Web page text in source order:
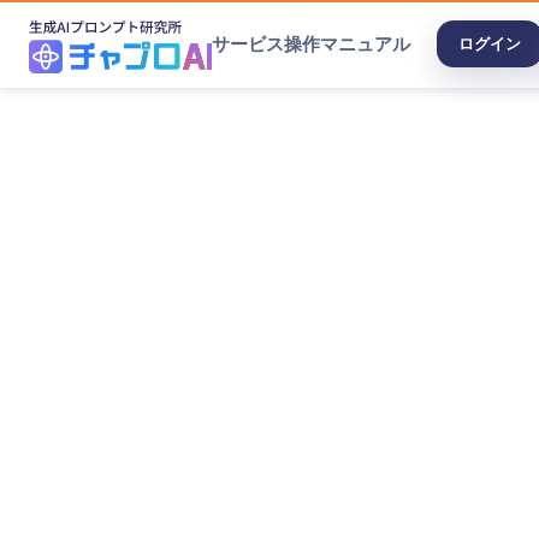
サービス操作マニュアル ログイン